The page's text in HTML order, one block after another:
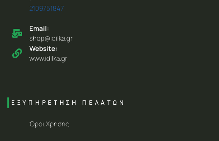
2109751847
Email:
shop@idilka.gr
Website:
www.idilka.gr
ΕΞΥΠΗΡΕΤΗΣΗ ΠΕΛΑΤΩΝ
Όροι Χρήσης